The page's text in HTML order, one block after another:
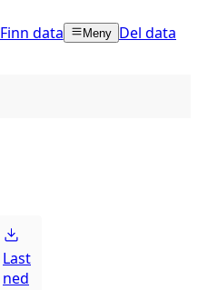
Finn data Meny Del data
Last
ned